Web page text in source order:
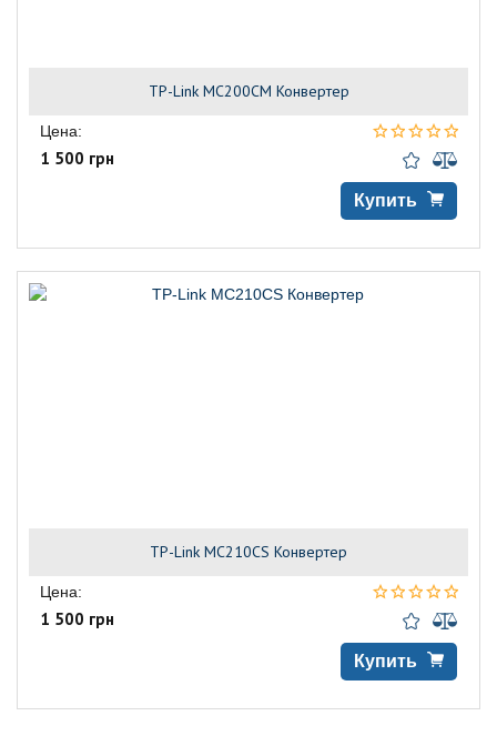
TP-Link MC200CM Конвертер
Цена:
1 500 грн
Купить
TP-Link MC210CS Конвертер
Цена:
1 500 грн
Купить